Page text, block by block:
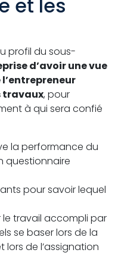
et les
profil du sous-
d’avoir une vue
travaux, pour
à qui sera confié
la performance du
questionnaire
pour savoir lequel
travail accompli par
se baser lors de la
de l’assignation